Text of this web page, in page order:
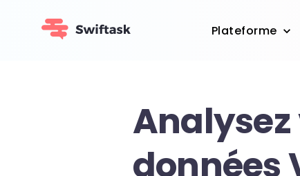
Plateforme
Analysez
données